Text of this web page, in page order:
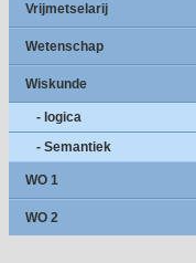
Vrijmetselarij
Wetenschap
Wiskunde
- logica
- Semantiek
WO 1
WO 2